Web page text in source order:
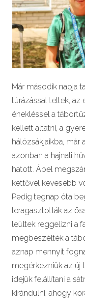
Már második napja
túrázással teltek, az
énekléssel a
kellett altatni, a
hálózsákjaikba, már
azonban a hajnali
hatott. Ábel
kettővel kevesebb
Pedig tegnap óta
leragasztották az
leültek reggelizni a
megbeszélték a
aznap mennyit
megérkezniük az új
idejük felállítani a
kirándulni, ahogy